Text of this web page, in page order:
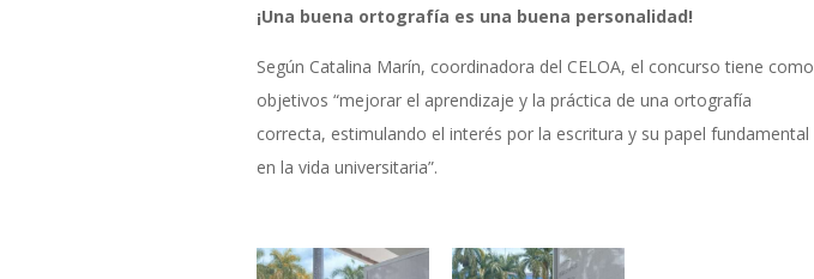
¡Una buena ortografía es una buena personalidad!
Según Catalina Marín, coordinadora del CELOA, el concurso tiene como
objetivos “mejorar el aprendizaje y la práctica de una ortografía
correcta, estimulando el interés por la escritura y su papel fundamental
en la vida universitaria”.